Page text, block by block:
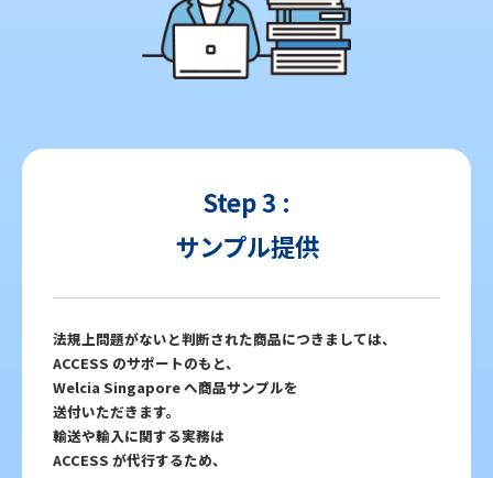
Step 3 :
サンプル提供
法規上問題がないと判断された商品につきましては、
ACCESS のサポートのもと、
Welcia Singapore へ商品サンプルを
送付いただきます。
輸送や輸入に関する実務は
ACCESS が代行するため、